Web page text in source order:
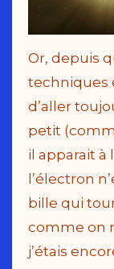
Or, depuis
techniques
d’aller
petit
il apparait à
l’électron
bille qui
comme on
j’étais